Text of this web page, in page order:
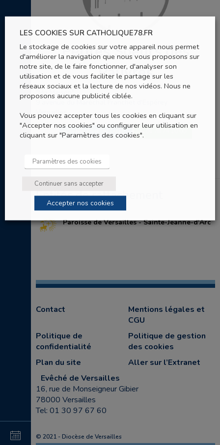
au
Petites Soeurs des
Pauvres
"Ma Maison"
9 avenue du Maréchal Franchet d'Espérey
Versailles
ENVOYER UN EMAIL
Entités de rattachement
Paroisse de Versailles - Sainte-Jeanne-d'Arc
Contact
Mentions légales et
CGU
Politique de
confidentialité
Politique de gestion
des cookies
Plan du site
Aller sur l’Extranet
Evêché de Versailles
16, rue de Monseigneur Gibier
78000 Versailles
Tel: 01 30 97 67 60
© 2021 - Diocèse de Versailles
LES COOKIES SUR CATHOLIQUE78.FR
Le stockage de cookies sur votre appareil nous permet
d'améliorer la navigation que nous vous proposons sur
notre site, de le faire fonctionner, d'analyser son
utilisation et de vous faciliter le partage sur les
réseaux sociaux et la lecture de nos vidéos. Nous ne
proposons aucune publicité ciblée.
Vous pouvez accepter tous les cookies en cliquant sur
"Accepter nos cookies" ou configurer leur utilisation en
cliquant sur "Paramètres des cookies".
Paramètres des cookies
Continuer sans accepter
Accepter nos cookies